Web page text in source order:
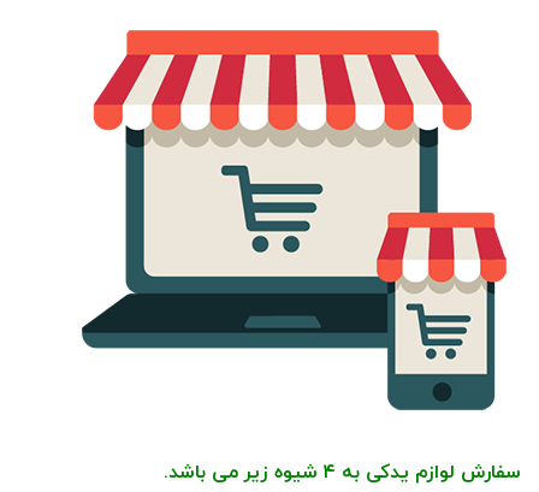
سفارش لوازم یدکی به ۴ شیوه زیر می باشد.